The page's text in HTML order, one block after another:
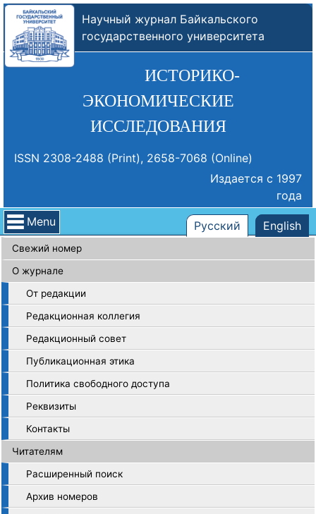
Научный журнал Байкальского
государственного университета
ИСТОРИКО-
ЭКОНОМИЧЕСКИЕ
ИССЛЕДОВАНИЯ
ISSN 2308-2488 (Print), 2658-7068 (Online)
Издается с 1997
года
Menu
Русский English
Свежий номер
О журнале
От редакции
Редакционная коллегия
Редакционный совет
Публикационная этика
Политика свободного доступа
Реквизиты
Контакты
Читателям
Расширенный поиск
Архив номеров